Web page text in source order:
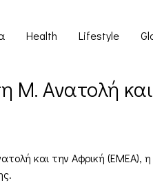
Health Lifestyle
Μ. Ανατολή
και την Αφρική (EMEA),